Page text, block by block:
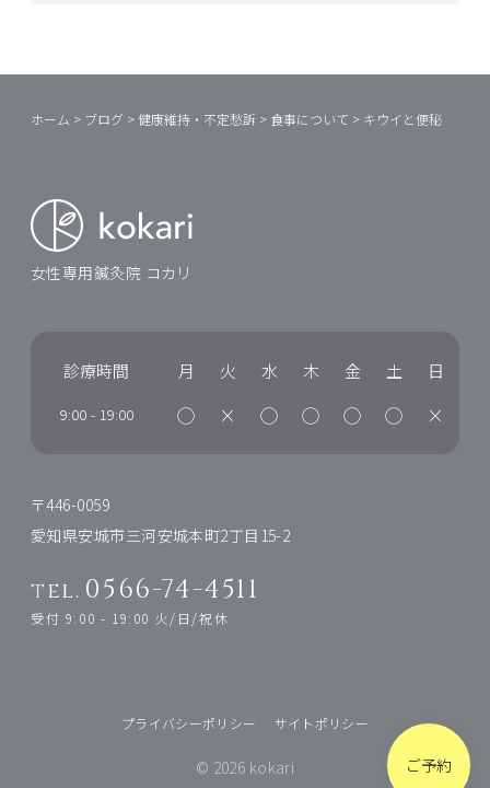
ご予約
ホーム > ブログ >健康維持・不定愁訴 > 食事について > キウイと便秘
女性専用鍼灸院 コカリ
診療時間 月 火 水 木 金 土 日
9:00 - 19:00 ◯ × ◯ ◯ ◯ ◯ ×
〒446-0059
愛知県安城市三河安城本町2丁目15-2
tel. 0566-74-4511
受付 9:00 - 19:00 火/日/祝休
プライバシーポリシー サイトポリシー
© 2026 kokari